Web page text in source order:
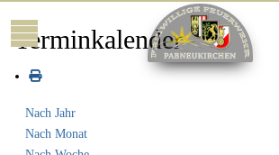
Mobile Menu Toggle
Terminkalender
Nach Jahr
Nach Monat